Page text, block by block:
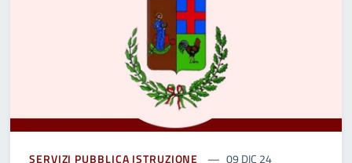
SERVIZI PUBBLICA ISTRUZIONE 09 DIC 24